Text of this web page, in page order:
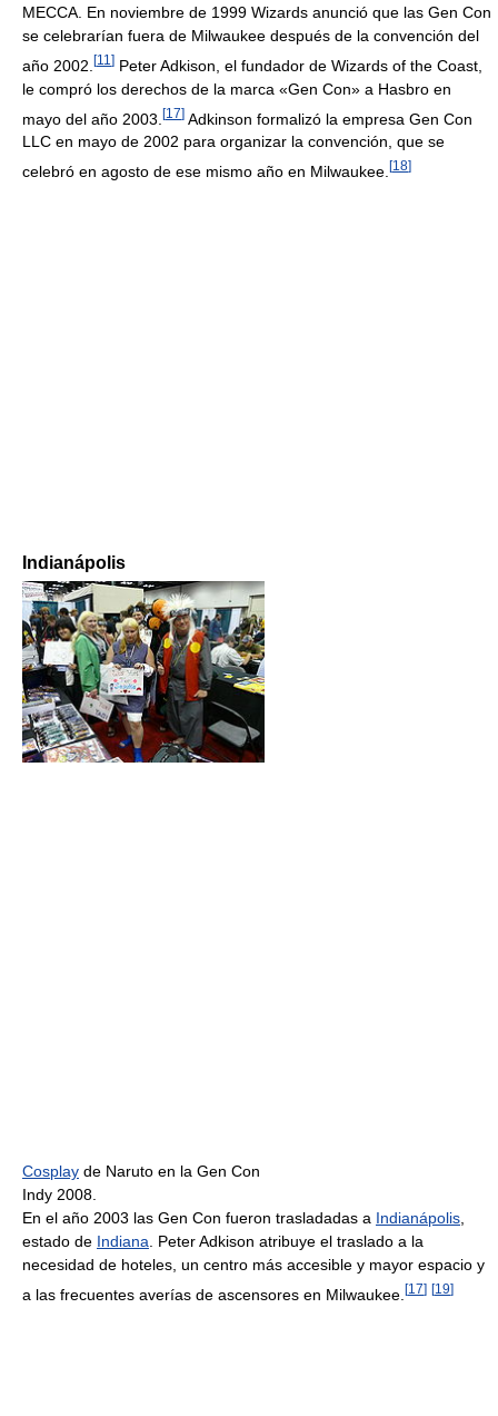
MECCA. En noviembre de 1999 Wizards anunció que las Gen Con
se celebrarían fuera de Milwaukee después de la convención del
año 2002. [11 ] Peter Adkison, el fundador de Wizards of the Coast,
le compró los derechos de la marca «Gen Con» a Hasbro en
mayo del año 2003. [17] Adkinson formalizó la empresa Gen Con
LLC en mayo de 2002 para organizar la convención, que se
celebró en agosto de ese mismo año en Milwaukee. [18]
Indianápolis
Cosplay de Naruto en la Gen Con
Indy 2008.
En el año 2003 las Gen Con fueron trasladadas a Indianápolis,
estado de Indiana. Peter Adkison atribuye el traslado a la
necesidad de hoteles, un centro más accesible y mayor espacio y
a las frecuentes averías de ascensores en Milwaukee. [17] [19]